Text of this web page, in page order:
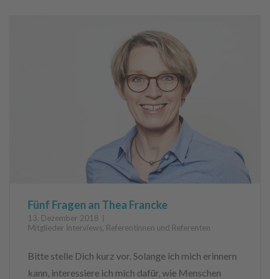
Fünf Fragen an Thea Francke
13. Dezember 2018
Mitglieder Interviews Referentinnen und Referenten
Bitte stelle Dich kurz vor. Solange ich mich erinnern
kann, interessiere ich mich dafür, wie Menschen